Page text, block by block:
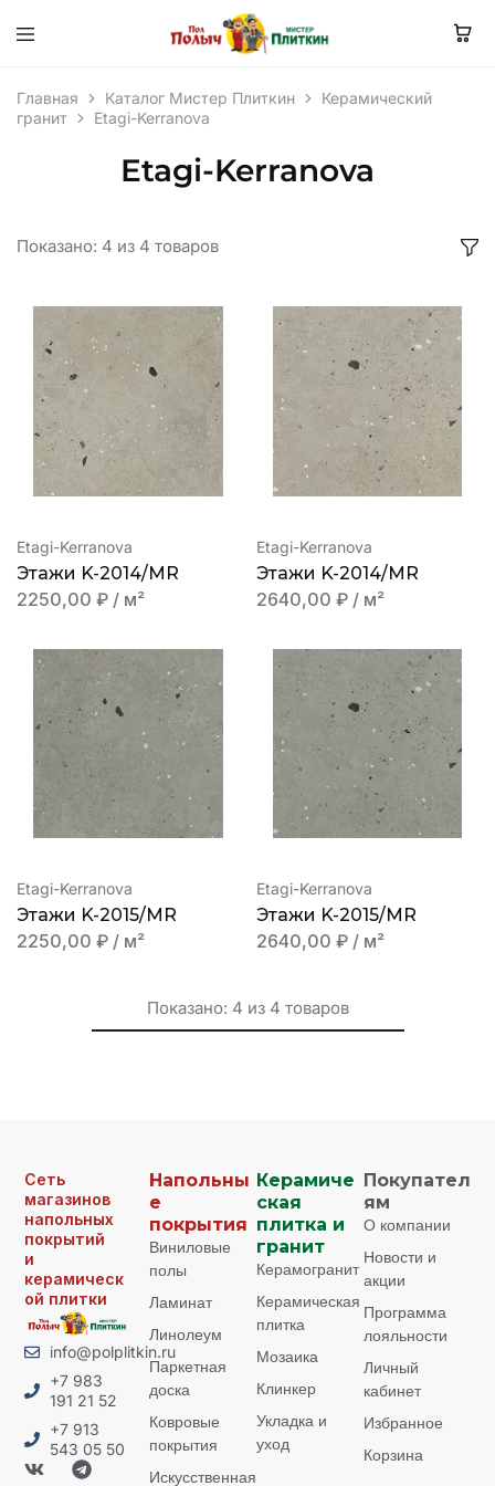
Главная Каталог Мистер Плиткин
Керамический
гранит
Etagi-Kerranova
Etagi-Kerranova
Показано: 4 из 4 товаров
Etagi-Kerranova
Этажи K-2014/MR
2250,00 ₽ / м²
Etagi-Kerranova
Этажи K-2014/MR
2640,00 ₽ / м²
Etagi-Kerranova
Этажи K-2015/MR
2250,00 ₽ / м²
Etagi-Kerranova
Этажи K-2015/MR
2640,00 ₽ / м²
Показано: 4 из 4 товаров
Сеть
магазинов
напольных
покрытий
и
керамическ
ой плитки
info@polplitkin.ru
+7 983
191 21 52
+7 913
543 05 50
Напольны
е
покрытия
Виниловые
полы
Ламинат
Линолеум
Паркетная
доска
Ковровые
покрытия
Искусственная
Керамиче
ская
плитка и
гранит
Керамогранит
Керамическая
плитка
Мозаика
Клинкер
Укладка и
уход
Покупател
ям
О компании
Новости и
акции
Программа
лояльности
Личный
кабинет
Избранное
Корзина